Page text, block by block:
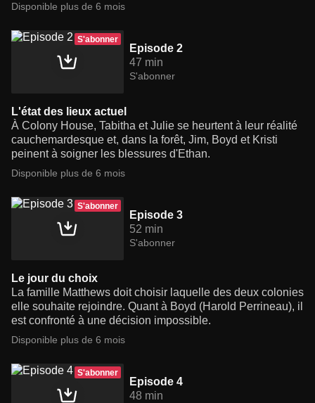
Disponible plus de 6 mois
S'abonner
Episode 2
47 min
S'abonner
L'état des lieux actuel
À Colony House, Tabitha et Julie se heurtent à leur réalité
cauchemardesque et, dans la forêt, Jim, Boyd et Kristi
peinent à soigner les blessures d'Ethan.
Disponible plus de 6 mois
S'abonner
Episode 3
52 min
S'abonner
Le jour du choix
La famille Matthews doit choisir laquelle des deux colonies
elle souhaite rejoindre. Quant à Boyd (Harold Perrineau), il
est confronté à une décision impossible.
Disponible plus de 6 mois
S'abonner
Episode 4
48 min